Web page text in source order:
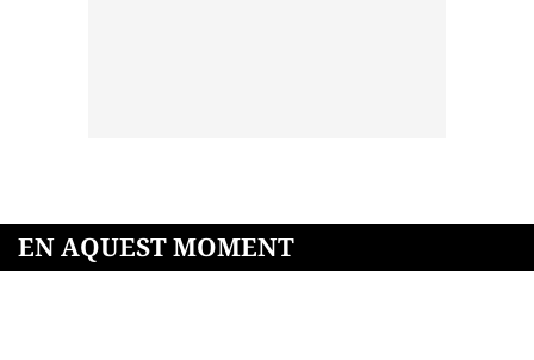
EN AQUEST MOMENT